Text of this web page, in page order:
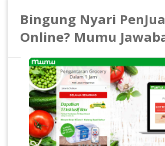
Bingung Nyari
Online? Mumu